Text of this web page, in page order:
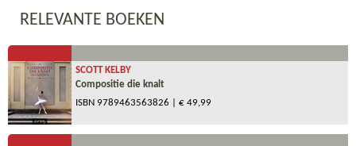
RELEVANTE BOEKEN
SCOTT KELBY
Compositie die knalt
ISBN 9789463563826 | € 49,99